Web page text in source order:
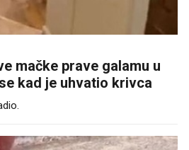
mačke prave galamu u
kad je uhvatio krivca